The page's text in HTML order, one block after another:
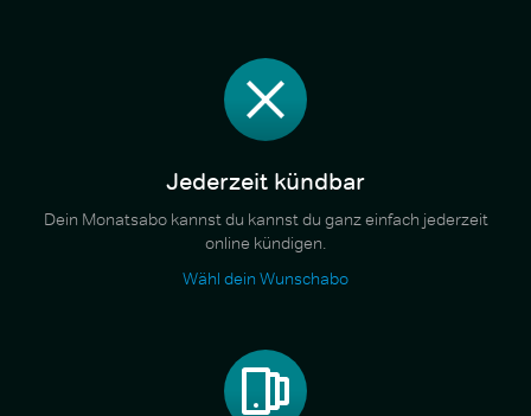
Jederzeit kündbar
Dein Monatsabo kannst du kannst du ganz einfach jederzeit
online kündigen.
Wähl dein Wunschabo